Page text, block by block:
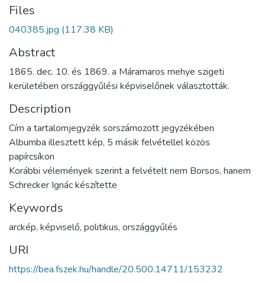
Files
040385.jpg (117.38 KB)
Abstract
1865. dec. 10. és 1869. a Máramaros mehye szigeti
kerületében országgyűlési képviselőnek választották.
Description
Cím a tartalomjegyzék sorszámozott jegyzékében
Albumba illesztett kép, 5 másik felvétellel közös
papírcsíkon
Korábbi vélemények szerint a felvételt nem Borsos, hanem
Schrecker Ignác készítette
Keywords
arckép, képviselő, politikus, országgyűlés
URI
https://bea.fszek.hu/handle/20.500.14711/153232